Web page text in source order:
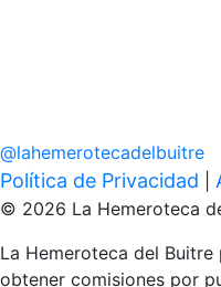
@lahemerotecadelbuitre
Política de Privacidad
© 2026 La Hemeroteca
La Hemeroteca del
obtener comisiones por